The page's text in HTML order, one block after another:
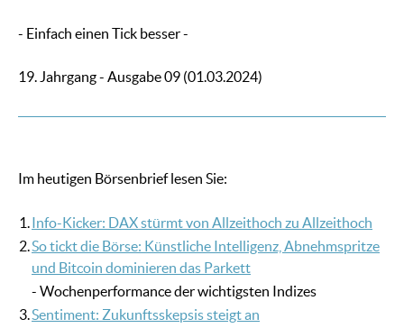
- Einfach einen Tick besser -
19. Jahrgang - Ausgabe 09 (01.03.2024)
Im heutigen Börsenbrief lesen Sie:
1.Info-Kicker: DAX stürmt von Allzeithoch zu Allzeithoch
2.So tickt die Börse: Künstliche Intelligenz, Abnehmspritze
und Bitcoin dominieren das Parkett
- Wochenperformance der wichtigsten Indizes
3.Sentiment: Zukunftsskepsis steigt an